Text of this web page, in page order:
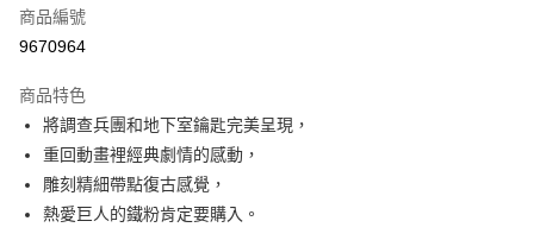
超商取貨付款
Apple Pay
街口支付
悠遊付
商品編號
9670964
商品特色
將調查兵團和地下室鑰匙完美呈現，
重回動畫裡經典劇情的感動，
雕刻精細帶點復古感覺，
熱愛巨人的鐵粉肯定要購入。